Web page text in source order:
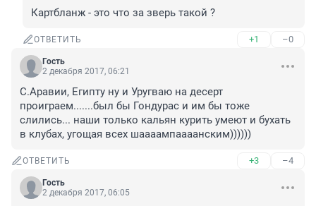
Картбланж - это что за зверь такой ?
ОТВЕТИТЬ +1 –0
Гость
2 декабря 2017, 06:21
С.Аравии, Египту ну и Уругваю на десерт
проиграем.......был бы Гондурас и им бы тоже
слились... наши только кальян курить умеют и бухать
в клубах, угощая всех шаааампаааанским))))))
ОТВЕТИТЬ +3 –4
Гость
2 декабря 2017, 06:05